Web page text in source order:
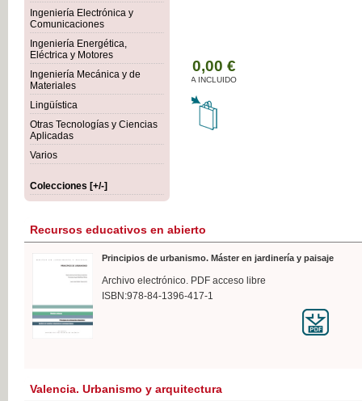
Ingeniería Electrónica y
Comunicaciones
Ingeniería Energética,
Eléctrica y Motores
Ingeniería Mecánica y de
Materiales
Lingüística
Otras Tecnologías y Ciencias
Aplicadas
Varios
Colecciones [+/-]
Recursos educativos en abierto
Principios de urbanismo. Máster en jardinería y paisaje
Archivo electrónico. PDF acceso libre
ISBN:978-84-1396-417-1
Valencia. Urbanismo y arquitectura